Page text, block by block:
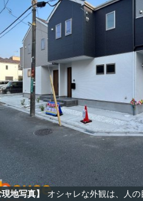
地写真】
オシャレな外観は、人